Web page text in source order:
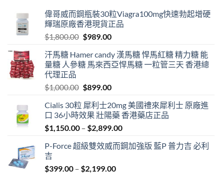
偉哥威而鋼瓶裝30粒Viagra100mg快速勃起增硬
輝瑞原廠香港現貨正品
$1,800.00 Original
was:
$1,800.00.
$989.00Current
is:
$989.00.
汗馬糖 Hamer candy 漢馬糖 悍馬紅糖 精力糖 能
量糖 人參糖 馬來西亞悍馬糖 一粒管三天 香港總
代理正品
$1,000.00 Original
was:
$1,000.00.
$899.00Current
is:
$899.00.
Cialis 30粒 犀利士20mg 美國禮來犀利士 原廠進
口 36小時效果 壯陽藥 香港藥店正品
$1,150.00 – $2,899.00Price
$1,150.00
P-Force 超級雙效威而鋼加強版 藍P 普力吉 必利
吉
$399.00 – $2,199.00Price